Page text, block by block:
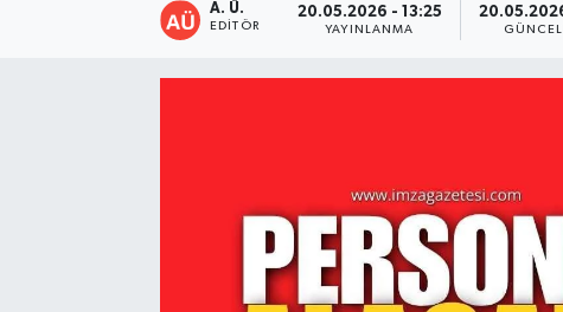
A. Ü.
EDITÖR
20.05.2026 - 13:25
YAYINLANMA